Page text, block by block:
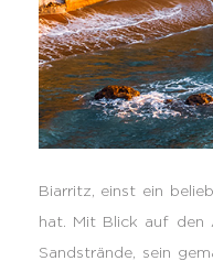
Biarritz, einst ein
hat. Mit Blick auf den
Sandstrände, sein